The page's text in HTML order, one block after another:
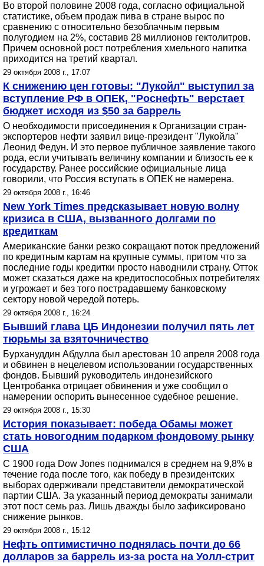
Во второй половине 2008 года, согласно официальной
статистике, объем продаж пива в стране вырос по
сравнению с относительно безоблачным первым
полугодием на 2%, составив 28 миллионов гектолитров.
Причем основной рост потребления хмельного напитка
приходится на третий квартал.
29 октября 2008 г., 17:07
К снижению цен готовы: "Лукойл" выступил за
вступление РФ в ОПЕК, "Роснефть" верстает
бюджет исходя из $50 за баррель
О необходимости присоединения к Организации стран-
экспортеров нефти заявил вице-президент "Лукойла"
Леонид Федун. И это первое публичное заявление такого
рода, если учитывать величину компании и близость ее к
государству. Ранее российские официальные лица
говорили, что Россия вступать в ОПЕК не намерена.
29 октября 2008 г., 16:46
New York Times предсказывает новую волну
кризиса в США, вызванного долгами по
кредиткам
Американские банки резко сокращают поток предложений
по кредитным картам на крупные суммы, притом что за
последние годы кредитки просто наводнили страну. Отток
может сказаться даже на кредитоспособных потребителях
и угрожает и без того пострадавшему банковскому
сектору новой чередой потерь.
29 октября 2008 г., 16:24
Бывший глава ЦБ Индонезии получил пять лет
тюрьмы за взяточничество
Бурхануддин Абдулла был арестован 10 апреля 2008 года
и обвинен в нецелевом использовании государственных
фондов. Бывший руководитель индонезийского
Центробанка отрицает обвинения и уже сообщил о
намерении оспорить вынесенное судебное решение.
29 октября 2008 г., 15:30
История показывает: победа Обамы может
стать новогодним подарком фондовому рынку
США
С 1900 года Dow Jones поднимался в среднем на 9,8% в
течение года после того, как победу в президентских
выборах одерживали представители демократической
партии США. За указанный период демократы занимали
этот пост семь раз. Лишь дважды было зафиксировано
снижение рынков.
29 октября 2008 г., 15:12
Нефть оптимистично поднялась почти до 66
долларов за баррель из-за роста на Уолл-стрит